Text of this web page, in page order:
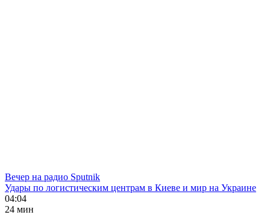
Вечер на радио Sputnik
Удары по логистическим центрам в Киеве и мир на Украине
04:04
24 мин